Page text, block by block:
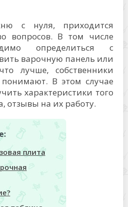
с нуля, приходится
вопросов. В том числе
определиться с
варочную панель или
лучше, собственники
В этом случае
характеристики того
отзывы на их работу.
плита